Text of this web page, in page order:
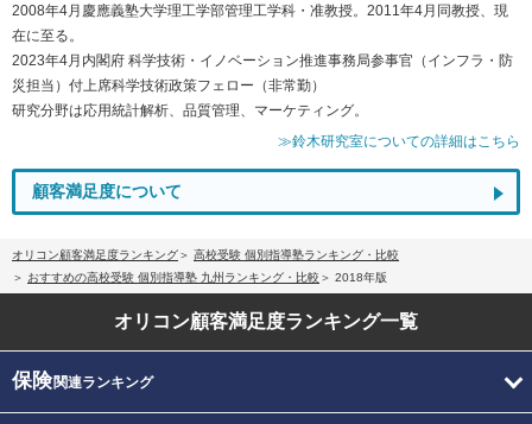
2008年4月慶應義塾大学理工学部管理工学科・准教授。2011年4月同教授、現
在に至る。
2023年4月内閣府 科学技術・イノベーション推進事務局参事官（インフラ・防
災担当）付上席科学技術政策フェロー（非常勤）
研究分野は応用統計解析、品質管理、マーケティング。
≫鈴木研究室についての詳細はこちら
顧客満足度について
オリコン顧客満足度ランキング
高校受験 個別指導塾ランキング・比較
おすすめの高校受験 個別指導塾 九州ランキング・比較
2018年版
オリコン顧客満足度ランキング一覧
保険関連ランキング